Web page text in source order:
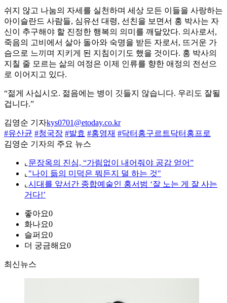
쉬지 않고 나눔의 자세를 실천하며 세상 모든 이들을 사랑하는
아이슬란드 사람들, 심유선 대령, 선친을 보면서 홍 박사는 자
신이 추구해야 할 진정한 행복의 의미를 깨달았다. 의사로서,
죽음의 고비에서 살아 돌아와 숙명을 받든 자로서, 뜨거운 가
슴으로 느끼며 지키게 된 지침이기도 했을 것이다. 홍 박사의
지칠 줄 모르는 삶의 여정은 이제 인류를 향한 애정의 전선으
로 이어지고 있다.
“젊게 사십시오. 젊음에는 병이 깃들지 않습니다. 우리도 잘될
겁니다.”
김영순 기자kys0701@etoday.co.kr
#유산균 #청국장 #발효 #홍영재 #닥터홍구르트닥터홍프로
김영순 기자의 주요 뉴스
⌞ 문장옥의 진심, “가림없이 내어줘야 공감 얻어”
⌞ "나이 듦의 미덕은 뭐든지 덜 하는 것"
⌞ 시대를 앞서간 종합예술인 홍서범 ‘잘 노는 게 잘 사는
거다!’
좋아요0
화나요0
슬퍼요0
더 궁금해요0
최신뉴스